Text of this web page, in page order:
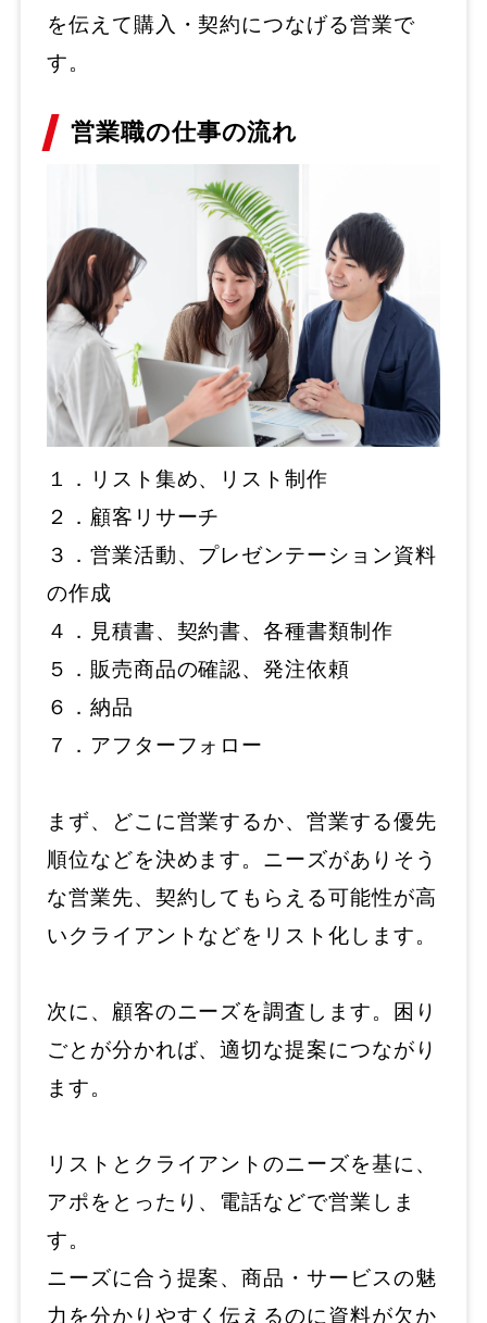
を伝えて購入・契約につなげる営業で
す。
営業職の仕事の流れ
１．リスト集め、リスト制作
２．顧客リサーチ
３．営業活動、プレゼンテーション資料
の作成
４．見積書、契約書、各種書類制作
５．販売商品の確認、発注依頼
６．納品
７．アフターフォロー
まず、どこに営業するか、営業する優先
順位などを決めます。ニーズがありそう
な営業先、契約してもらえる可能性が高
いクライアントなどをリスト化します。
次に、顧客のニーズを調査します。困り
ごとが分かれば、適切な提案につながり
ます。
リストとクライアントのニーズを基に、
アポをとったり、電話などで営業しま
す。
ニーズに合う提案、商品・サービスの魅
力を分かりやすく伝えるのに資料が欠か